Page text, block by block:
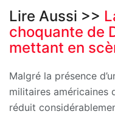
Lire Aussi >>
choquante de
mettant en
Malgré la présence
militaires américaines
réduit